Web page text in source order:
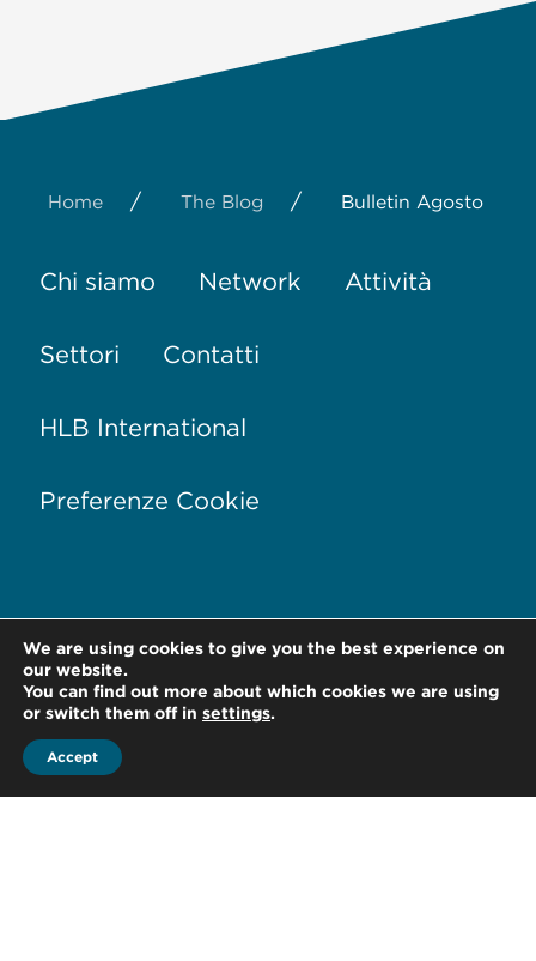
Home / The Blog / Bulletin Agosto
Chi siamo Network Attività
Settori Contatti
HLB International
Preferenze Cookie
Via Conservatorio, 17 20122 Milano –Italia
T +39 02 76 01 81 28
F +39 02 76 01 88 80
We are using cookies to give you the best experience on
our website.
You can find out more about which cookies we are using
or switch them off in settings.
Accept